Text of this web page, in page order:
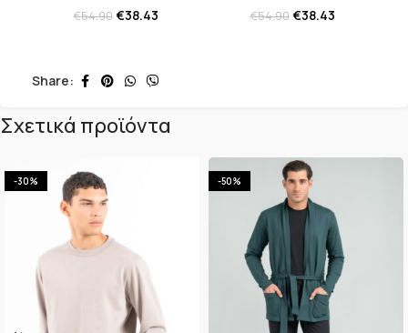
€54.90 €38.43 €54.90 €38.43
Share:
Σχετικά προϊόντα
-30% -50%